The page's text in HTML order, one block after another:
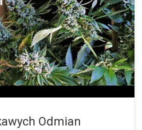
ciekawy TOP 5 odmian marihuany, które
Odmian